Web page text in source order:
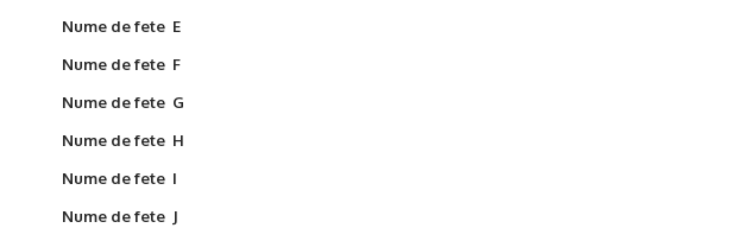
Nume de fete E
Nume de fete F
Nume de fete G
Nume de fete H
Nume de fete I
Nume de fete J